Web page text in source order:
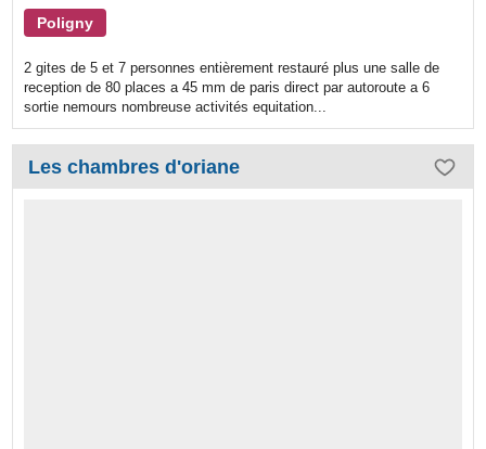
Poligny
2 gites de 5 et 7 personnes entièrement restauré plus une salle de
reception de 80 places a 45 mm de paris direct par autoroute a 6
sortie nemours nombreuse activités equitation...
Les chambres d'oriane